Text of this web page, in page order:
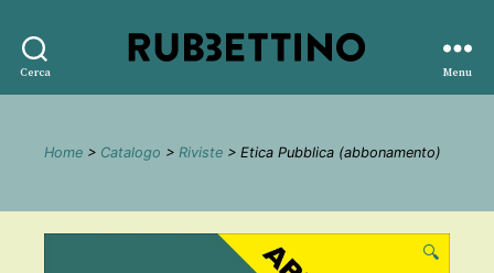
Cerca
editore
Menu
Home > Catalogo > Riviste > Etica Pubblica (abbonamento)
🔍